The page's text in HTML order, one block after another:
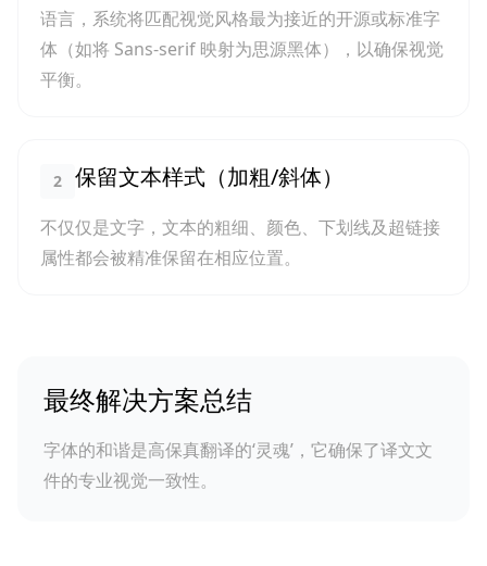
语言，系统将匹配视觉风格最为接近的开源或标准字
体（如将 Sans-serif 映射为思源黑体），以确保视觉
平衡。
2 保留文本样式（加粗/斜体）
不仅仅是文字，文本的粗细、颜色、下划线及超链接
属性都会被精准保留在相应位置。
最终解决方案总结
字体的和谐是高保真翻译的‘灵魂’，它确保了译文文
件的专业视觉一致性。